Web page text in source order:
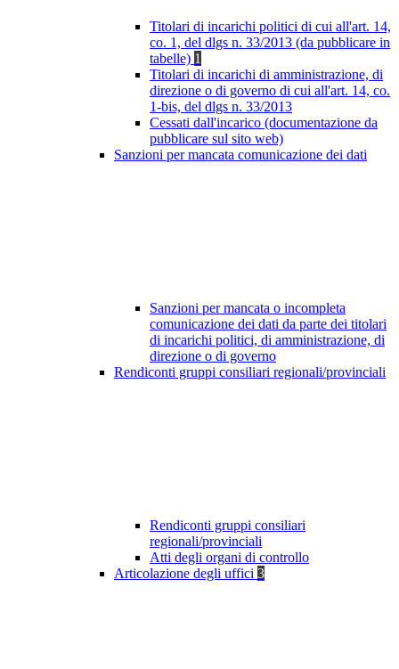
Titolari di incarichi politici di cui all'art. 14,
co. 1, del dlgs n. 33/2013 (da pubblicare in
tabelle) 1
Titolari di incarichi di amministrazione, di
direzione o di governo di cui all'art. 14, co.
1-bis, del dlgs n. 33/2013
Cessati dall'incarico (documentazione da
pubblicare sul sito web)
Sanzioni per mancata comunicazione dei dati
Sanzioni per mancata o incompleta
comunicazione dei dati da parte dei titolari
di incarichi politici, di amministrazione, di
direzione o di governo
Rendiconti gruppi consiliari regionali/provinciali
Rendiconti gruppi consiliari
regionali/provinciali
Atti degli organi di controllo
Articolazione degli uffici 3